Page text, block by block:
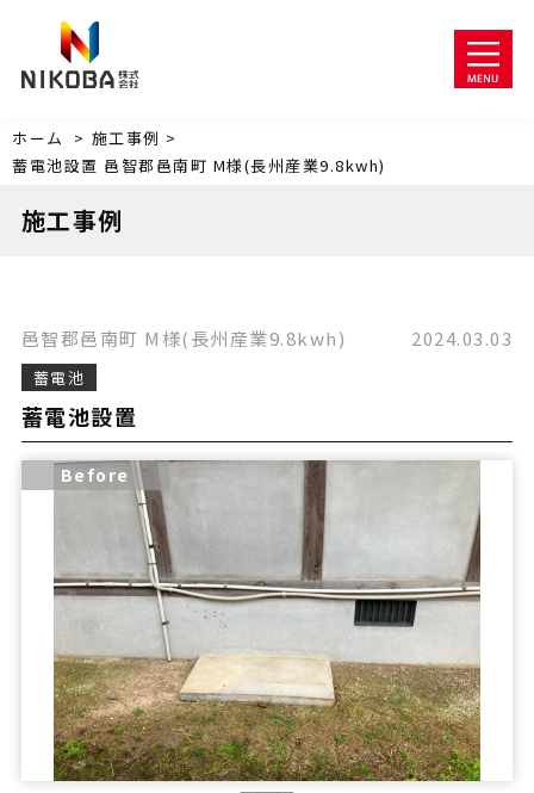
ホーム > 施工事例 >
蓄電池設置 邑智郡邑南町 M様(長州産業9.8kwh)
施工事例
邑智郡邑南町 M様(長州産業9.8kwh)
蓄電池設置
蓄電池
2024.03.03